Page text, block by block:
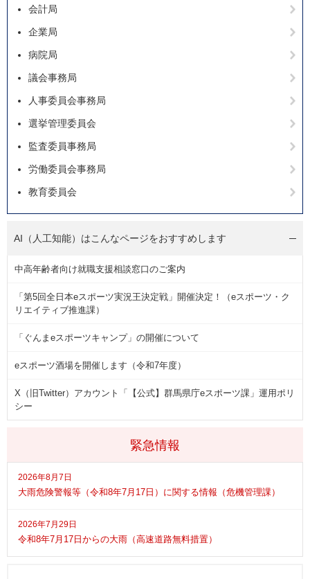
緊急情報
2026年8月7日
大雨危険警報等（令和8年7月17日）に関する情報（危機管理課）
2026年7月29日
令和8年7月17日からの大雨（高速道路無料措置）
会計局
企業局
病院局
議会事務局
人事委員会事務局
選挙管理委員会
監査委員事務局
労働委員会事務局
教育委員会
AI（人工知能）はこんなページをおすすめします
中高年齢者向け就職支援相談窓口のご案内
「第5回全日本eスポーツ実況王決定戦」開催決定！（eスポーツ・ク
リエイティブ推進課）
「ぐんまeスポーツキャンプ」の開催について
eスポーツ酒場を開催します（令和7年度）
X（旧Twitter）アカウント「【公式】群馬県庁eスポーツ課」運用ポリ
シー